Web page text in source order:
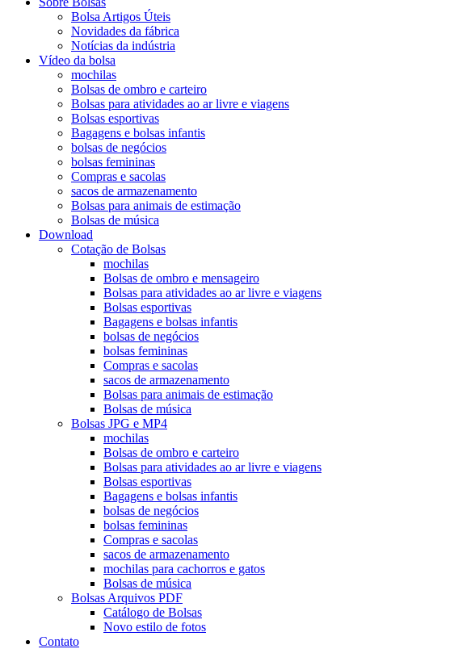
Bolsa Artigos Úteis
Novidades da fábrica
Notícias da indústria
Vídeo da bolsa
mochilas
Bolsas de ombro e carteiro
Bolsas para atividades ao ar livre e viagens
Bolsas esportivas
Bagagens e bolsas infantis
bolsas de negócios
bolsas femininas
Compras e sacolas
sacos de armazenamento
Bolsas para animais de estimação
Bolsas de música
Download
Cotação de Bolsas
mochilas
Bolsas de ombro e mensageiro
Bolsas para atividades ao ar livre e viagens
Bolsas esportivas
Bagagens e bolsas infantis
bolsas de negócios
bolsas femininas
Compras e sacolas
sacos de armazenamento
Bolsas para animais de estimação
Bolsas de música
Bolsas JPG e MP4
mochilas
Bolsas de ombro e carteiro
Bolsas para atividades ao ar livre e viagens
Bolsas esportivas
Bagagens e bolsas infantis
bolsas de negócios
bolsas femininas
Compras e sacolas
sacos de armazenamento
mochilas para cachorros e gatos
Bolsas de música
Bolsas Arquivos PDF
Catálogo de Bolsas
Novo estilo de fotos
Contato